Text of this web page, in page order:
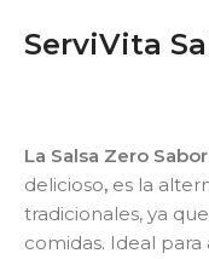
ServiVita
La Salsa Zero
delicioso, es la
tradicionales, ya
comidas. Ideal para